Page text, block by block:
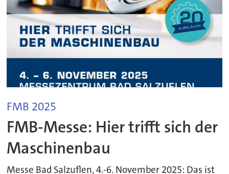
FMB 2025
FMB-Messe: Hier trifft sich der
Maschinenbau
Messe Bad Salzuflen, 4.-6. November 2025: Das ist